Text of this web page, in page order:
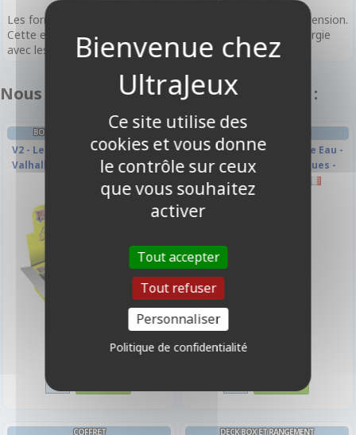
Les formats scellés et draft sont supportés avec cette extension.
Cette extension propose des cartes ayant une bonne synergie
avec les Decks de Démarrage du bloc Nouveau Valhalla.
Nous vous recommandons également :
BOITE DE BOOSTERS FRANÇAIS
V2 - Les Étrangers du Nouveau
Valhalla - Boite De 36 Boosters
119,00 €
DECKS PRÉCONSTRUITS
2017 Deck de Démarrage Eau -
Le Monde Sous les Vagues -
Version Francaise
16,90 €
COFFRET DECK BOX ET RANGEMENT
Ce site utilise des
cookies et vous donne
le contrôle sur ceux
que vous souhaitez
activer
Tout accepter
Tout refuser
Personnaliser
Politique de confidentialité